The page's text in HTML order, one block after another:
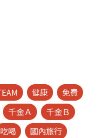
健康
免費
千金Ａ
千金Ｂ
吃喝
國內旅行